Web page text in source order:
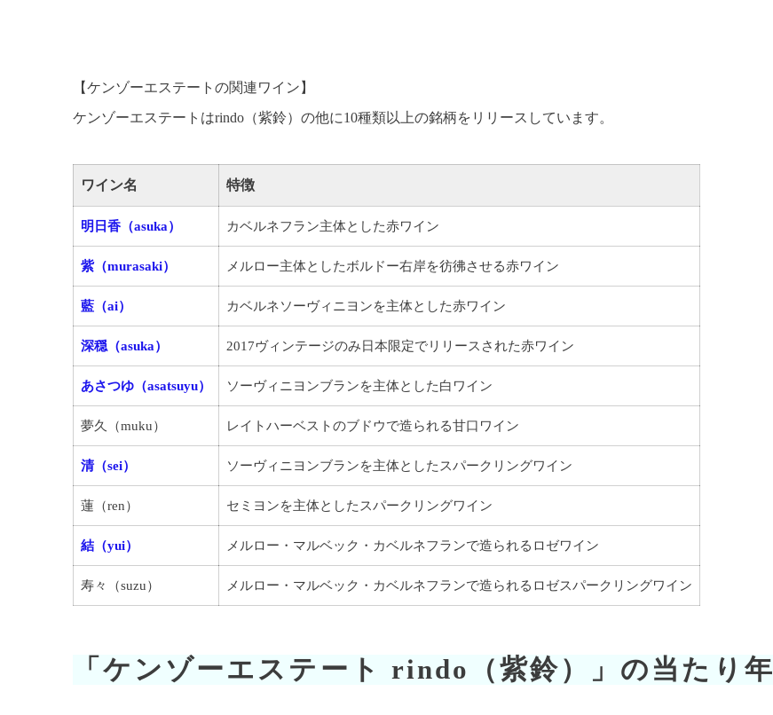
【ケンゾーエステートの関連ワイン】
ケンゾーエステートはrindo（紫鈴）の他に10種類以上の銘柄をリリースしています。
ワイン名 特徴
明日香（asuka） カベルネフラン主体とした赤ワイン
紫（murasaki） メルロー主体としたボルドー右岸を彷彿させる赤ワイン
藍（ai） カベルネソーヴィニヨンを主体とした赤ワイン
深穏（asuka） 2017ヴィンテージのみ日本限定でリリースされた赤ワイン
あさつゆ（asatsuyu） ソーヴィニヨンブランを主体とした白ワイン
夢久（muku） レイトハーベストのブドウで造られる甘口ワイン
清（sei） ソーヴィニヨンブランを主体としたスパークリングワイン
蓮（ren） セミヨンを主体としたスパークリングワイン
結（yui） メルロー・マルベック・カベルネフランで造られるロゼワイン
寿々（suzu） メルロー・マルベック・カベルネフランで造られるロゼスパークリングワイン
「ケンゾーエステート rindo（紫鈴）」の当たり年